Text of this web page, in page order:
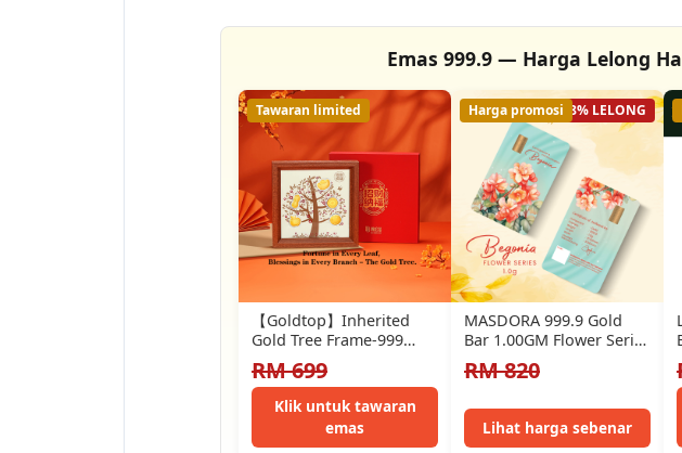
Emas 999.9 — Harga Lelong
Tawaran limited
【Goldtop】Inherited
Gold Tree Frame-999
Pure Gold（1.0g）-
Fortune Home
Decoration-Gold Bar-
Wealth & Blessings-2026
Global…
RM 699
Klik untuk tawaran
emas
48% LELONG
Harga promosi
MASDORA 999.9 Gold
Bar 1.00GM Flower Series
~ Begonia (EMAS
999.9/24K)
RM 820
Lihat harga sebenar